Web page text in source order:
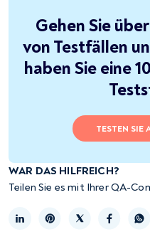
Gehen Sie
von Testfällen
haben Sie eine
TESTEN SIE
WAR DAS HILFREICH?
Teilen Sie es mit Ihrer QA-